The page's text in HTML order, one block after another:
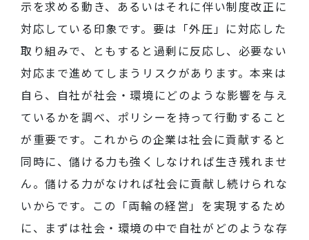
示を求める動き、あるいはそれに伴い制度改正に
対応している印象です。要は「外圧」に対応した
取り組みで、ともすると過剰に反応し、必要ない
対応まで進めてしまうリスクがあります。本来は
自ら、自社が社会・環境にどのような影響を与え
ているかを調べ、ポリシーを持って行動すること
が重要です。これからの企業は社会に貢献すると
同時に、儲ける力も強くしなければ生き残れませ
ん。儲ける力がなければ社会に貢献し続けられな
いからです。この「両輪の経営」を実現するため
に、まずは社会・環境の中で自社がどのような存